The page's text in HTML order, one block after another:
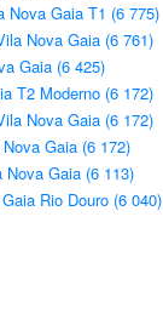
Nova Gaia T1 (6 775)
Nova Gaia (6 761)
Gaia (6 425)
T2 Moderno (6 172)
Nova Gaia (6 172)
Gaia (6 172)
Gaia (6 113)
Rio Douro (6 040)